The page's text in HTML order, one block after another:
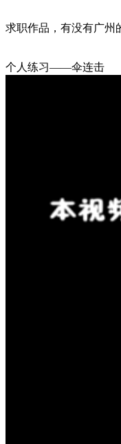
求职作品，有没有广州
个人练习——伞连击